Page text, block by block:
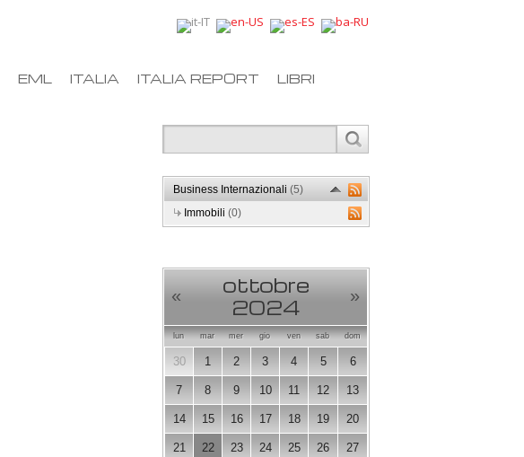
EML ITALIA ITALIA REPORT LIBRI
Business Internazionali(5)
Immobili(0)
«
ottobre
2024
»
lun mar mer gio ven sab dom
30 1 2 3 4 5 6
7 8 9 10 11 12 13
14 15 16 17 18 19 20
21 22 23 24 25 26 27